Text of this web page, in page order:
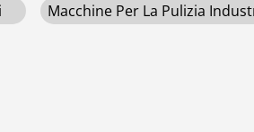
Macchine Per La Pulizia